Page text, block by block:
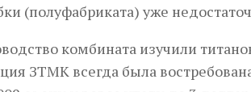
(полуфабриката) уже
комбината изучили
ЗТМК всегда была